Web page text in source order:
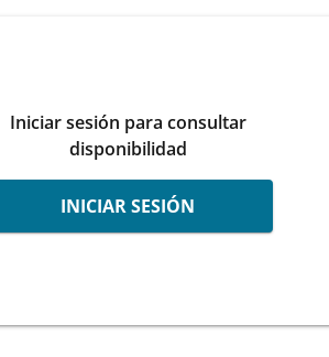
Iniciar sesión para consultar
disponibilidad
INICIAR SESIÓN